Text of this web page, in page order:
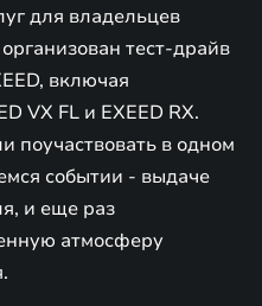
для владельцев
тест-драйв
включая
VX FL и EXEED RX.
поучаствовать в одном
событии - выдаче
и еще раз
атмосферу